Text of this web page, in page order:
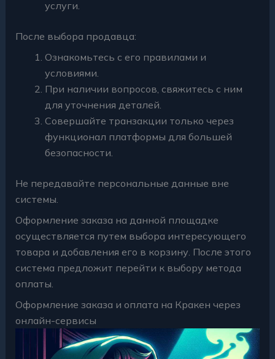
услуги.
После выбора продавца:
Ознакомьтесь с его правилами и
условиями.
При наличии вопросов, свяжитесь с ним
для уточнения деталей.
Совершайте транзакции только через
функционал платформы для большей
безопасности.
Не передавайте персональные данные вне
системы.
Оформление заказа на данной площадке
осуществляется путем выбора интересующего
товара и добавления его в корзину. После этого
система предложит перейти к выбору метода
оплаты.
Оформление заказа и оплата на Кракен через
онлайн-сервисы